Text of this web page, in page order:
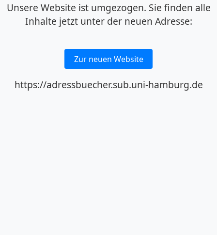
Unsere Website ist umgezogen. Sie finden alle
Inhalte jetzt unter der neuen Adresse:
Zur neuen Website
https://adressbuecher.sub.uni-hamburg.de